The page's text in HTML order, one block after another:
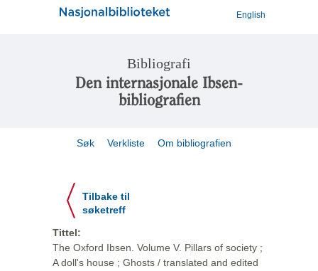
English
Bibliografi
Den internasjonale Ibsen-
bibliografien
Søk Verkliste Om bibliografien
Tilbake til
søketreff
Tittel:
The Oxford Ibsen. Volume V. Pillars of society ;
A doll's house ; Ghosts / translated and edited